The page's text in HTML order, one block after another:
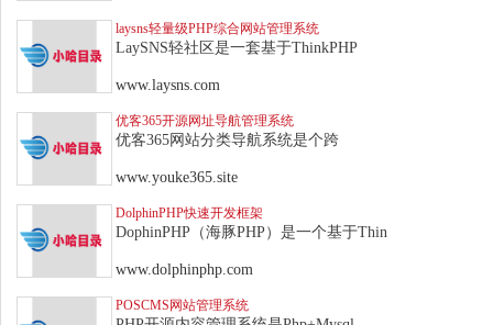
laysns轻量级PHP综合网站管理系统
LaySNS轻社区是一套基于ThinkPHP
www.laysns.com
优客365开源网址导航管理系统
优客365网站分类导航系统是个跨
www.youke365.site
DolphinPHP快速开发框架
DophinPHP（海豚PHP）是一个基于Thin
www.dolphinphp.com
POSCMS网站管理系统